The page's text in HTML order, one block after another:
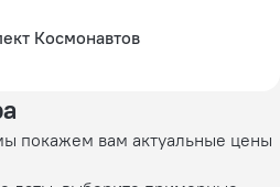
Космонавтов
покажем вам актуальные цены